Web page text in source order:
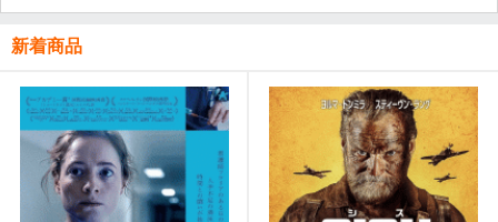
新着商品